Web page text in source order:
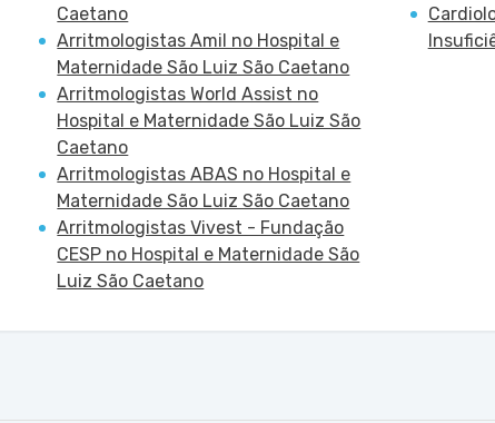
Caetano
Arritmologistas Amil no Hospital e
Maternidade São Luiz São Caetano
Arritmologistas World Assist no
Hospital e Maternidade São Luiz São
Caetano
Arritmologistas ABAS no Hospital e
Maternidade São Luiz São Caetano
Arritmologistas Vivest - Fundação
CESP no Hospital e Maternidade São
Luiz São Caetano